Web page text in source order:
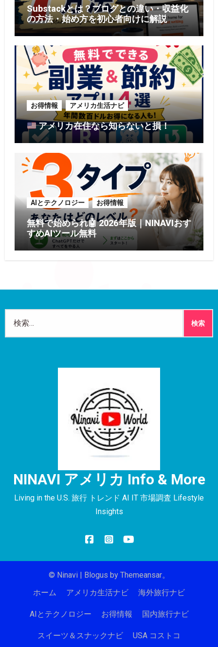
Substackとは？ブログとの違い・収益化
の方法・始め方を初心者向けに解説
お得情報 アメリカ生活ナビ
アメリカ在住なら知らないと損！
AIとテクノロジー お得情報
無料で始められ🤖 2026年版｜NINAVIおす
すめAIツール無料
NINAVI アメリカ Info & More
Living in the U.S. 旅行 トレンド AI IT 市場調査 Lifestyle
Insights
© Ninavi | Blogus by Themeansar。
ホーム
アメリカ生活ナビ 海外旅行ナビ
AIとテクノロジー お得情報 国内旅行ナビ
スイーツ＆スナックナビ USA コストコ